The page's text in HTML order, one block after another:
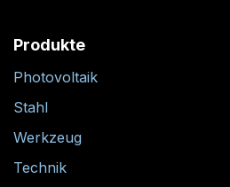
Produkte
Photovoltaik
Stahl
Werkzeug
Technik